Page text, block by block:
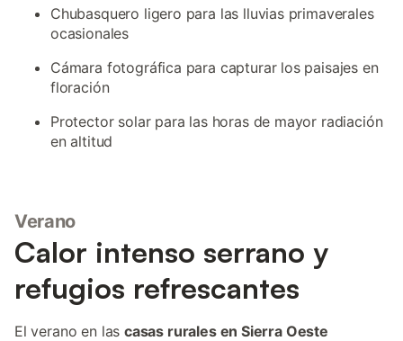
Chubasquero ligero para las lluvias primaverales
ocasionales
Cámara fotográfica para capturar los paisajes en
floración
Protector solar para las horas de mayor radiación
en altitud
Verano
Calor intenso serrano y
refugios refrescantes
El verano en lascasas rurales en Sierra Oeste